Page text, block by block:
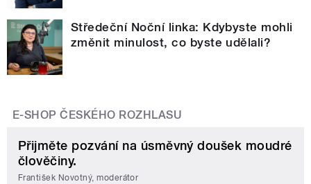
Středeční Noční linka: Kdybyste mohli
změnit minulost, co byste udělali?
E-SHOP ČESKÉHO ROZHLASU
Přijměte pozvání na úsměvný doušek moudré
člověčiny.
František Novotný, moderátor